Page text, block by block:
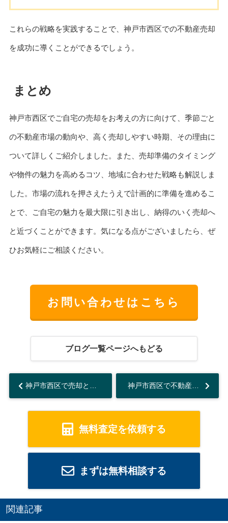
これらの戦略を実践することで、神戸市西区での不動産売却
を成功に導くことができるでしょう。
まとめ
神戸市西区でご自宅の売却をお考えの方に向けて、季節ごと
の不動産市場の動向や、高く売却しやすい時期、その理由に
ついて詳しくご紹介しました。また、売却準備のタイミング
や物件の魅力を高めるコツ、地域に合わせた戦略も解説しま
した。市場の流れを押さえたうえで計画的に準備を進めるこ
とで、ご自宅の魅力を最大限に引き出し、納得のいく売却へ
と近づくことができます。気になる点がございましたら、ぜ
ひお気軽にご相談ください。
お問い合わせはこちら
ブログ一覧ページへもどる
無料査定を依頼する
まずは無料相談する
関連記事